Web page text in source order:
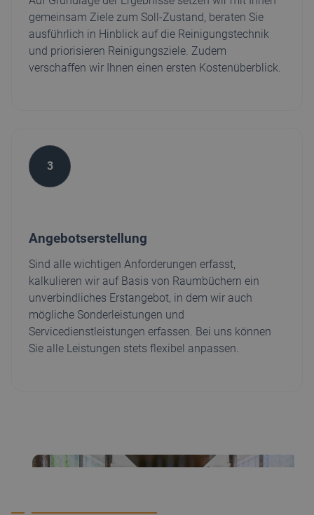
gemeinsam Ziele zum Soll-Zustand, beraten Sie
ausführlich in Hinblick auf die Reinigungstechnik
und priorisieren Reinigungsziele. Zudem
verschaffen wir Ihnen einen ersten Kostenüberblick.
3
Angebotserstellung
Sind alle wichtigen Anforderungen erfasst,
kalkulieren wir auf Basis von Raumbüchern ein
unverbindliches Erstangebot, in dem wir auch
mögliche Sonderleistungen und
Servicedienstleistungen erfassen. Bei uns können
Sie alle Leistungen stets flexibel anpassen.